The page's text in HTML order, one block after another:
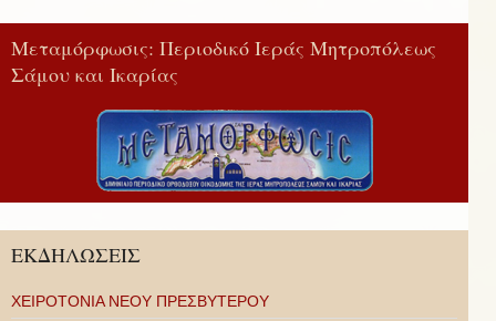
Μεταμόρφωσις: Περιοδικό Ιεράς Μητροπόλεως
Σάμου και Ικαρίας
ΕΚΔΗΛΩΣΕΙΣ
ΧΕΙΡΟΤΟΝΙΑ ΝΕΟΥ ΠΡΕΣΒΥΤΕΡΟΥ